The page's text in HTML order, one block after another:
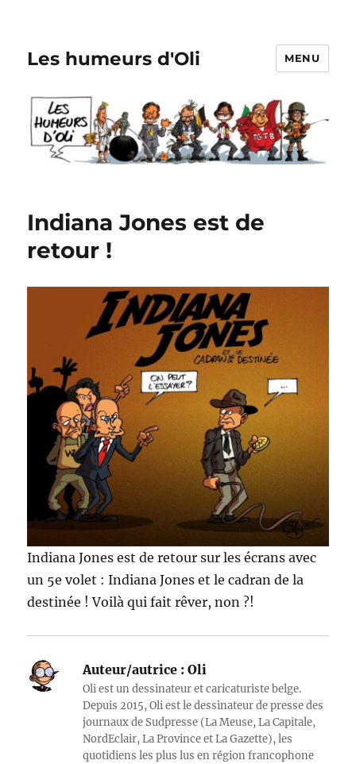
Les humeurs d'Oli MENU
Indiana Jones est de
retour !
Indiana Jones est de retour sur les écrans avec
un 5e volet : Indiana Jones et le cadran de la
destinée ! Voilà qui fait rêver, non ?!
Auteur/autrice : Oli
Oli est un dessinateur et caricaturiste belge.
Depuis 2015, Oli est le dessinateur de presse des
journaux de Sudpresse (La Meuse, La Capitale,
NordEclair, La Province et La Gazette), les
quotidiens les plus lus en région francophone